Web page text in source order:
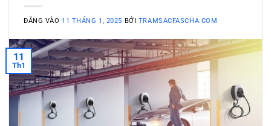
ĐĂNG VÀO 11 THÁNG 1, 2025 BỞI TRAMSACFASCHA.COM
11
Th1